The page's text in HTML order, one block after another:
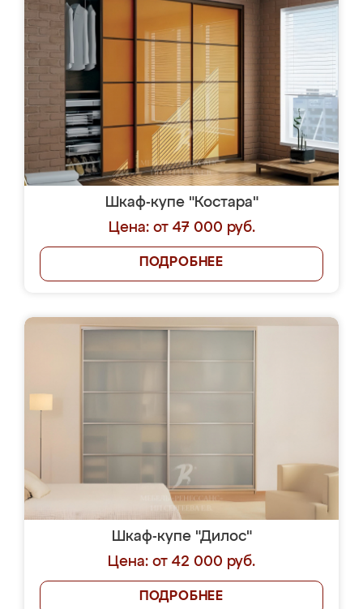
Шкаф-купе "Костара"
Цена: от 47 000 руб.
ПОДРОБНЕЕ
Шкаф-купе "Дилос"
Цена: от 42 000 руб.
ПОДРОБНЕЕ